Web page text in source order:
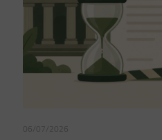
06/07/2026